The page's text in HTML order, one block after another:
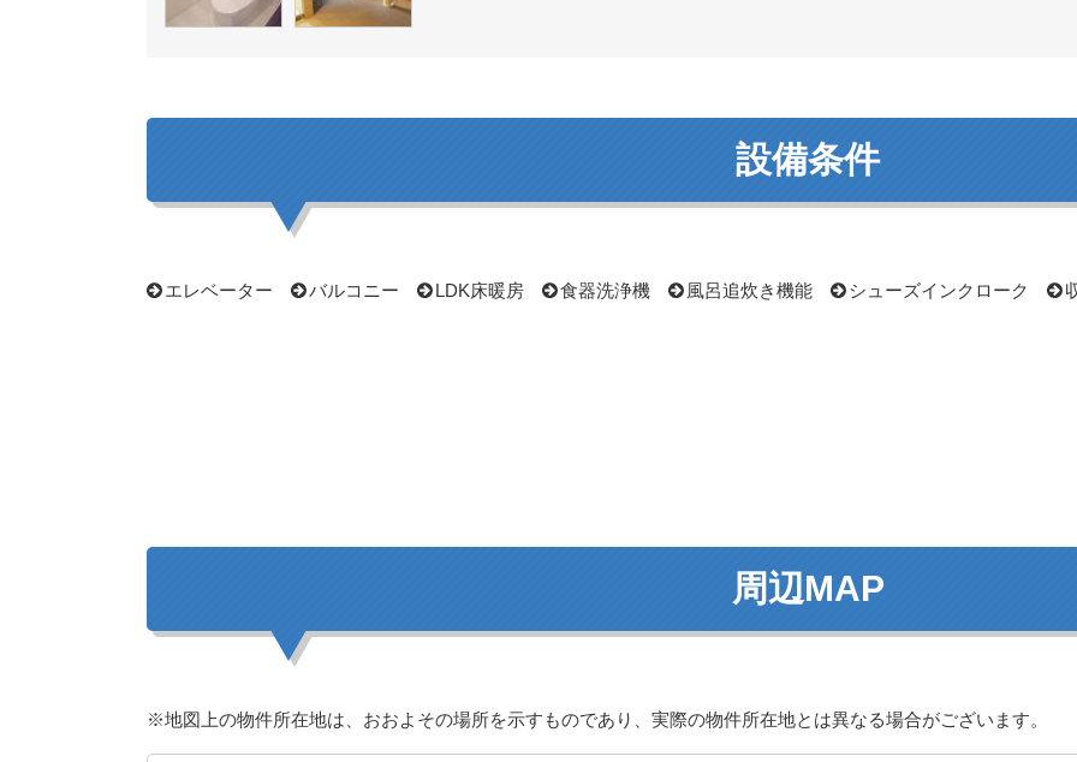
設備条件
エレベーター バルコニー LDK床暖房 食器洗浄機 風呂追炊き機能 シューズインクローク
周辺MAP
※地図上の物件所在地は、おおよその場所を示すものであり、実際の物件所在地とは異なる場合がございます。